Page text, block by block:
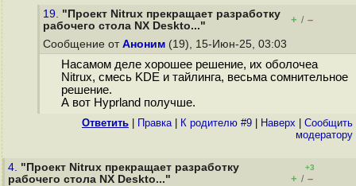
19. "Проект Nitrux прекращает разработку
рабочего стола NX Deskto..."
+ / –
Сообщение от Аноним (19), 15-Июн-25, 03:03
Насамом деле хорошее решение, их оболочеа
Nitrux, смесь KDE и тайлинга, весьма сомнительное
решение.
А вот Hyprland получше.
Ответить Правка| К родителю #9 Наверх
Cообщить
модератору
4. "Проект Nitrux прекращает разработку
рабочего стола NX Deskto..."
+3
+ / –